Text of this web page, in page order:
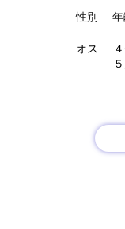
性別
オス